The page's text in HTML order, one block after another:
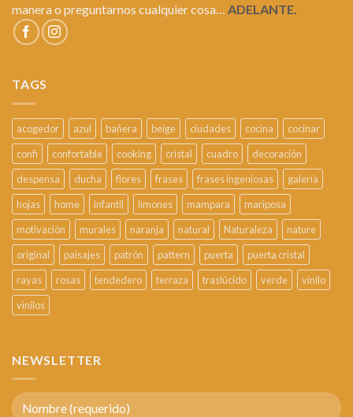
manera o preguntarnos cualquier cosa… ADELANTE.
TAGS
acogedor azul bañera beige ciudades cocina
cocinar
confi
confortable cooking cristal cuadro
decoración
despensa
ducha flores frases frases ingeniosas
galería
hojas
home infantil limones mampara
mariposa
motivación
murales naranja natural Naturaleza
nature
original
paisajes patrón pattern puerta
puerta cristal
rayas
rosas tendedero terraza traslúcido verde
vinilo
vinilos
NEWSLETTER